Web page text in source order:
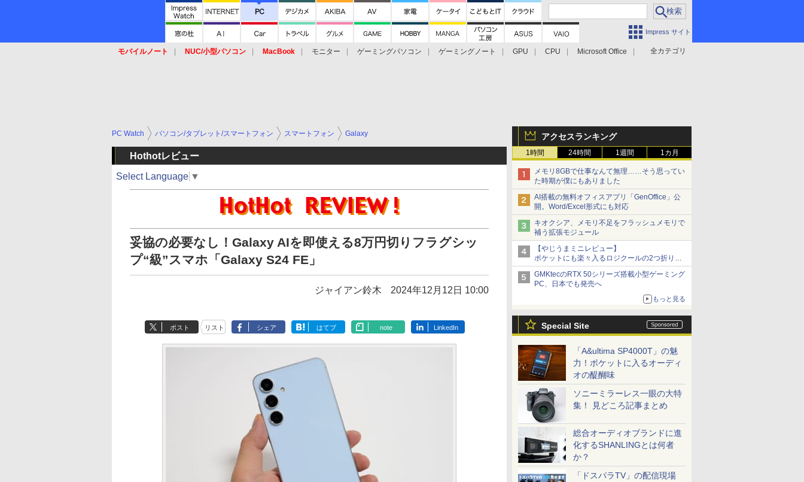
Impress サイト
全カテゴリ
モバイルノート NUC/小型パソコン MacBook モニター ゲーミングパソコン ゲーミングノート GPU CPU
Microsoft Office
アクセスランキング
1時間 24時間 1週間 1カ月
メモリ8GBで仕事なんて無理……そう思ってい
た時期が僕にもありました
AI搭載の無料オフィスアプリ「GenOffice」公
開。Word/Excel形式にも対応
キオクシア、メモリ不足をフラッシュメモリで
補う拡張モジュール
【やじうまミニレビュー】
ポケットにも楽々入るロジクールの2つ折りマ
ウス「Mobi Fold」。その気になるギミックと
は？
GMKtecのRTX 50シリーズ搭載小型ゲーミング
PC、日本でも発売へ
もっと見る
Special Site
「A&ultima SP4000T」の魅
力！ポケットに入るオーディ
オの醍醐味
ソニーミラーレス一眼の大特
集！ 見どころ記事まとめ
総合オーディオブランドに進
化するSHANLINGとは何者
か？
「ドスパラTV」の配信現場
PC Watch パソコン/タブレット/スマートフォン スマートフォン Galaxy
Hothotレビュー
Select Language ▼
妥協の必要なし！Galaxy AIを即使える8万円切りフラグシッ
プ“級”スマホ「Galaxy S24 FE」
ジャイアン鈴木 2024年12月12日 10:00
ポスト リスト シェア はてブ note LinkedIn